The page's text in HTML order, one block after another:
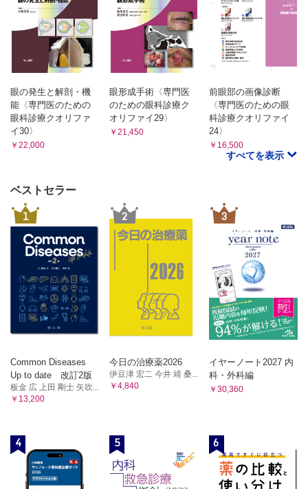
富 勉）
文献
索引
眼の発生と解剖・機
能〈専門医のための
眼科診療クオリファ
イ30〉
￥22,000
眼形成手術〈専門医
のための眼科診療ク
オリファイ29〉
￥21,450
前眼部の画像診断
〈専門医のための眼
科診療クオリファイ
24〉
￥16,500
すべてを表示
ベストセラー
1
Common Diseases
Up to date 改訂2版
板金 広 上田 剛士 矢吹...
￥13,200
2
今日の治療薬2026
伊豆津 宏二 今井 靖 桑...
￥4,840
3
イヤーノート2027 内
科・外科編
￥30,360
4 5 6